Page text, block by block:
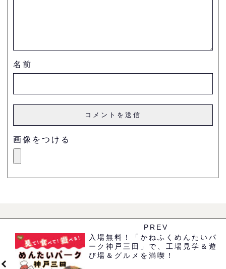
名前
画像をつける
PREV
入場無料！「かねふくめんたいパ
ーク神戸三田」で、工場見学＆遊
び場＆グルメを満喫！